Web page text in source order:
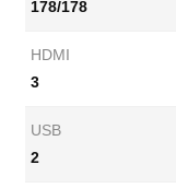
178/178
HDMI
3
USB
2